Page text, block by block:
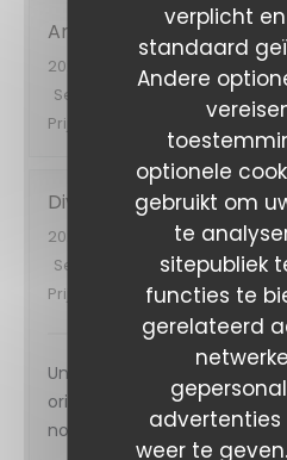
verplicht
standaard
Andere
optionele
gebruikt om
te
sitepubliek
functies te
gerelateerd
weer te geven.
Ana
2026-08-05 - 19:30 - Gasten 2
Service
Atmosfeer
Prijs
Divina
2026-08-03
- 12:00 - Gasten 2
Service
Atmosfeer : 5/5
Prijs
Un accueil chaleureux , une
originales , donc comme
nous reviendrons !